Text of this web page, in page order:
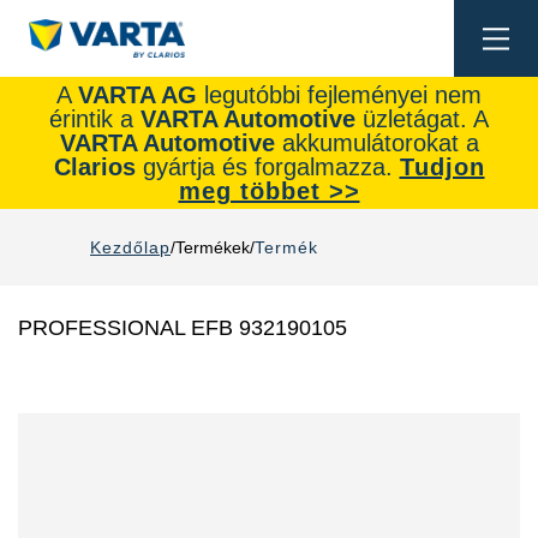
A VARTA AG legutóbbi fejleményei nem
érintik a VARTA Automotive üzletágat. A
VARTA Automotive akkumulátorokat a
Clariosgyártja és forgalmazza. Tudjon
meg többet >>
Kezdőlap Termékek Termék
PROFESSIONAL EFB 932190105